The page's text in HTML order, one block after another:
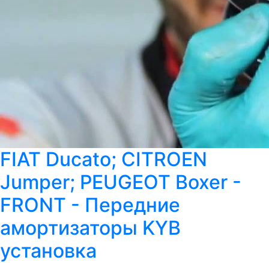
FIAT Ducato; CITROEN
Jumper; PEUGEOT Boxer -
FRONT - Передние
амортизаторы KYB
установка